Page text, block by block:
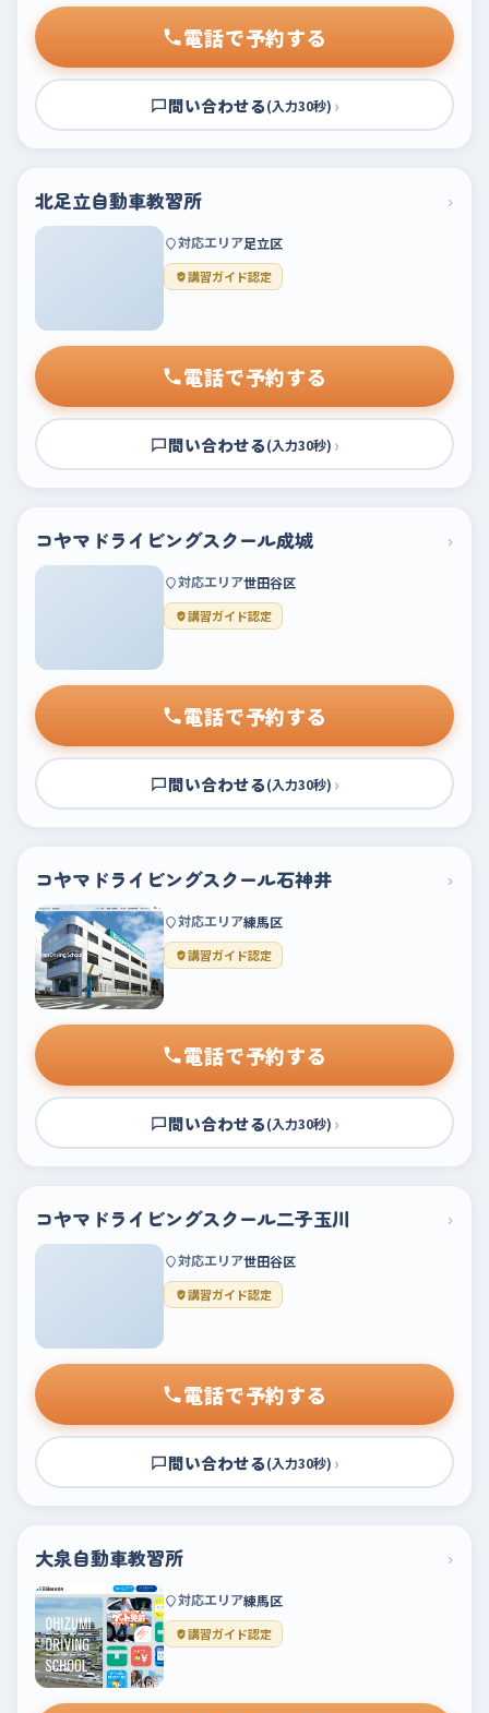
電話で予約する
問い合わせる(入力30秒) ›
北足立自動車教習所 ›
対応エリア足立区
講習ガイド認定
電話で予約する
問い合わせる(入力30秒) ›
コヤマドライビングスクール成城 ›
対応エリア世田谷区
講習ガイド認定
電話で予約する
問い合わせる(入力30秒) ›
コヤマドライビングスクール石神井 ›
対応エリア練馬区
講習ガイド認定
電話で予約する
問い合わせる(入力30秒) ›
コヤマドライビングスクール二子玉川 ›
対応エリア世田谷区
講習ガイド認定
電話で予約する
問い合わせる(入力30秒) ›
大泉自動車教習所 ›
対応エリア練馬区
講習ガイド認定